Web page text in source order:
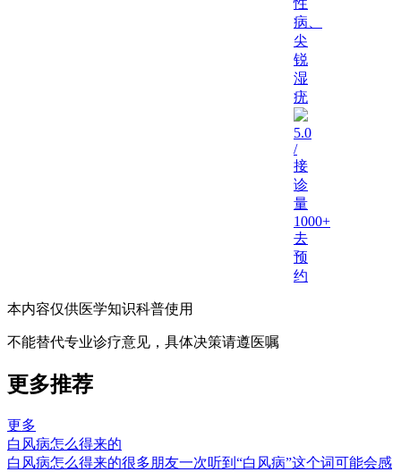
性
病、
尖
锐
湿
疣
5.0
/
接
诊
量
1000+
去
预
约
本内容仅供医学知识科普使用
不能替代专业诊疗意见，具体决策请遵医嘱
更多推荐
更多
白风病怎么得来的
白风病怎么得来的很多朋友一次听到“白风病”这个词可能会感